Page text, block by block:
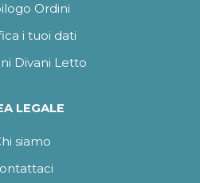
Ordini
i tuoi dati
Divani Letto
LEGALE
siamo